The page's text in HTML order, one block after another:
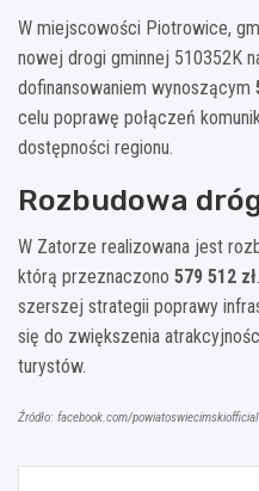
W miejscowości Piotrowice,
nowej drogi gminnej 510352K
dofinansowaniem wynoszącym
celu poprawę połączeń
dostępności regionu.
Rozbudowa
W Zatorze realizowana jest
którą przeznaczono 579 512 zł
szerszej strategii poprawy
się do zwiększenia
turystów.
Źródło: facebook.com/powiatoswiecimskiofficial